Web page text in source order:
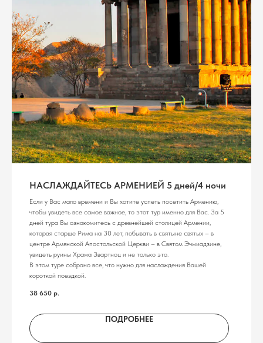
НАСЛАЖДАЙТЕСЬ АРМЕНИЕЙ 5 дней/4 ночи
Если у Вас мало времени и Вы хотите успеть посетить Армению,
чтобы увидеть все самое важное, то этот тур именно для Вас. За 5
дней тура Вы ознакомитесь с древнейшей столицей Армении,
которая старше Рима на 30 лет, побывать в святыне святых – в
центре Армянской Апостольской Церкви – в Святом Эчмиадзине,
увидеть руины Храма Звартноц и не только это.
В этом туре собрано все, что нужно для наслаждения Вашей
короткой поездкой.
38 650 р.
ПОДРОБНЕЕ